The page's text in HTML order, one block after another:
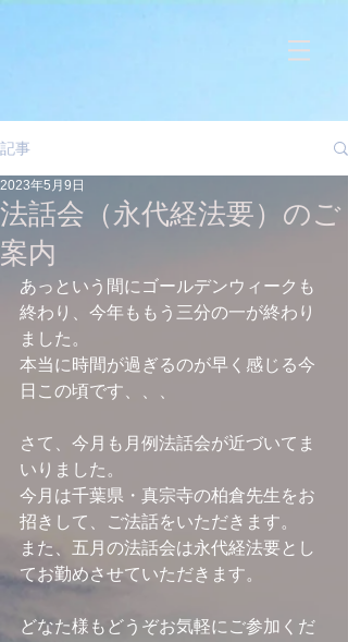
記事
法話会（永代経法要）のご
案内
2023年5月9日
あっという間にゴールデンウィークも
終わり、今年ももう三分の一が終わり
ました。
本当に時間が過ぎるのが早く感じる今
日この頃です、、、
さて、今月も月例法話会が近づいてま
いりました。
今月は千葉県・真宗寺の柏倉先生をお
招きして、ご法話をいただきます。
また、五月の法話会は永代経法要とし
てお勤めさせていただきます。
どなた様もどうぞお気軽にご参加くだ